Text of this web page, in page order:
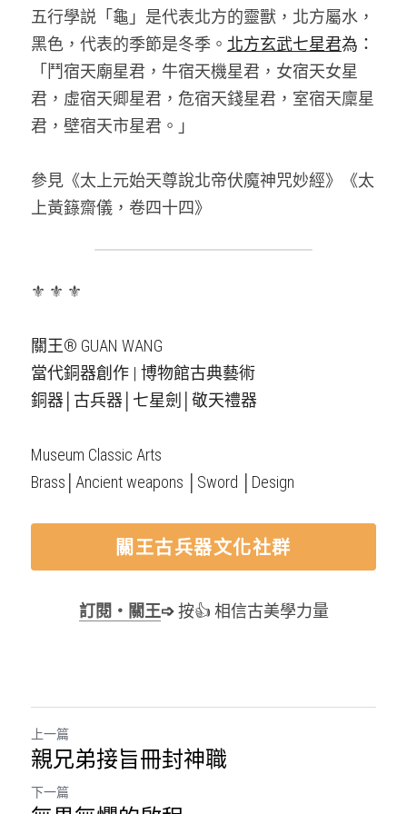
五行學説「龜」是代表北方的靈獸，北方屬水，
黑色，代表的季節是冬季。 北方玄武七星君為：
「鬥宿天廟星君，牛宿天機星君，女宿天女星
君，虛宿天卿星君，危宿天錢星君，室宿天廩星
君，壁宿天市星君。」
參見《太上元始天尊說北帝伏魔神咒妙經》《太
上黃籙齋儀，卷四十四》
⚜️ ⚜️ ⚜️
關王® GUAN WANG
當代銅器創作 | 博物館古典藝術
銅器│古兵器│七星劍│敬天禮器
Museum Classic Arts
Brass│Ancient weapons │Sword │Design
關王古兵器文化社群
訂閱・關王➩ 按👍 相信古美學力量
上一篇
親兄弟接旨冊封神職
下一篇